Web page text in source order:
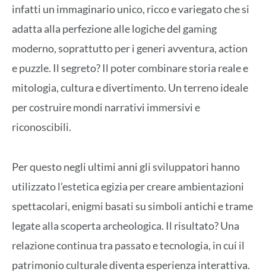
infatti un immaginario unico, ricco e variegato che si
adatta alla perfezione alle logiche del gaming
moderno, soprattutto per i generi avventura, action
e puzzle. Il segreto? Il poter combinare storia reale e
mitologia, cultura e divertimento. Un terreno ideale
per costruire mondi narrativi immersivi e
riconoscibili.
Per questo negli ultimi anni gli sviluppatori hanno
utilizzato l’estetica egizia per creare ambientazioni
spettacolari, enigmi basati su simboli antichi e trame
legate alla scoperta archeologica. Il risultato? Una
relazione continua tra passato e tecnologia, in cui il
patrimonio culturale diventa esperienza interattiva.